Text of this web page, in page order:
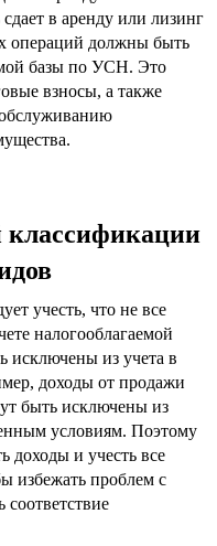
в аренду или лизинг
операций должны быть
базы по УСН. Это
взносы, а также
классификации
учесть, что не все
налогооблагаемой
исключены из учета в
доходы от продажи
быть исключены из
условиям. Поэтому
доходы и учесть все
избежать проблем с